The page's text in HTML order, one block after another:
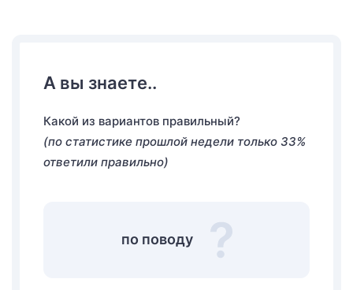
А вы знаете..
Какой из вариантов правильный?
(по статистике прошлой недели только 33%
ответили правильно)
по поводу